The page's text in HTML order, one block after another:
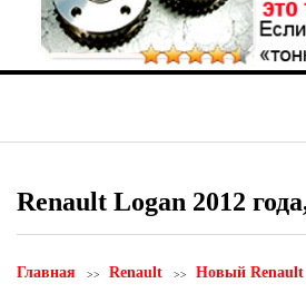
Renault Logan 2012
Главная Renault Новый Renault